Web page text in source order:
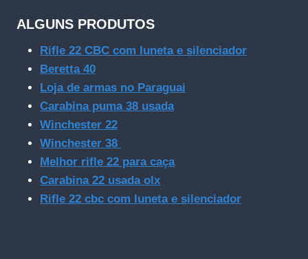
ALGUNS PRODUTOS
Rifle 22 CBC com luneta e silenciador
Beretta 40
Loja de armas no Paraguai
Carabina puma 38 usada
Winchester 22
Winchester 38
Melhor rifle 22 para caça
Carabina 22 usada olx
Rifle 22 cbc com luneta e silenciador